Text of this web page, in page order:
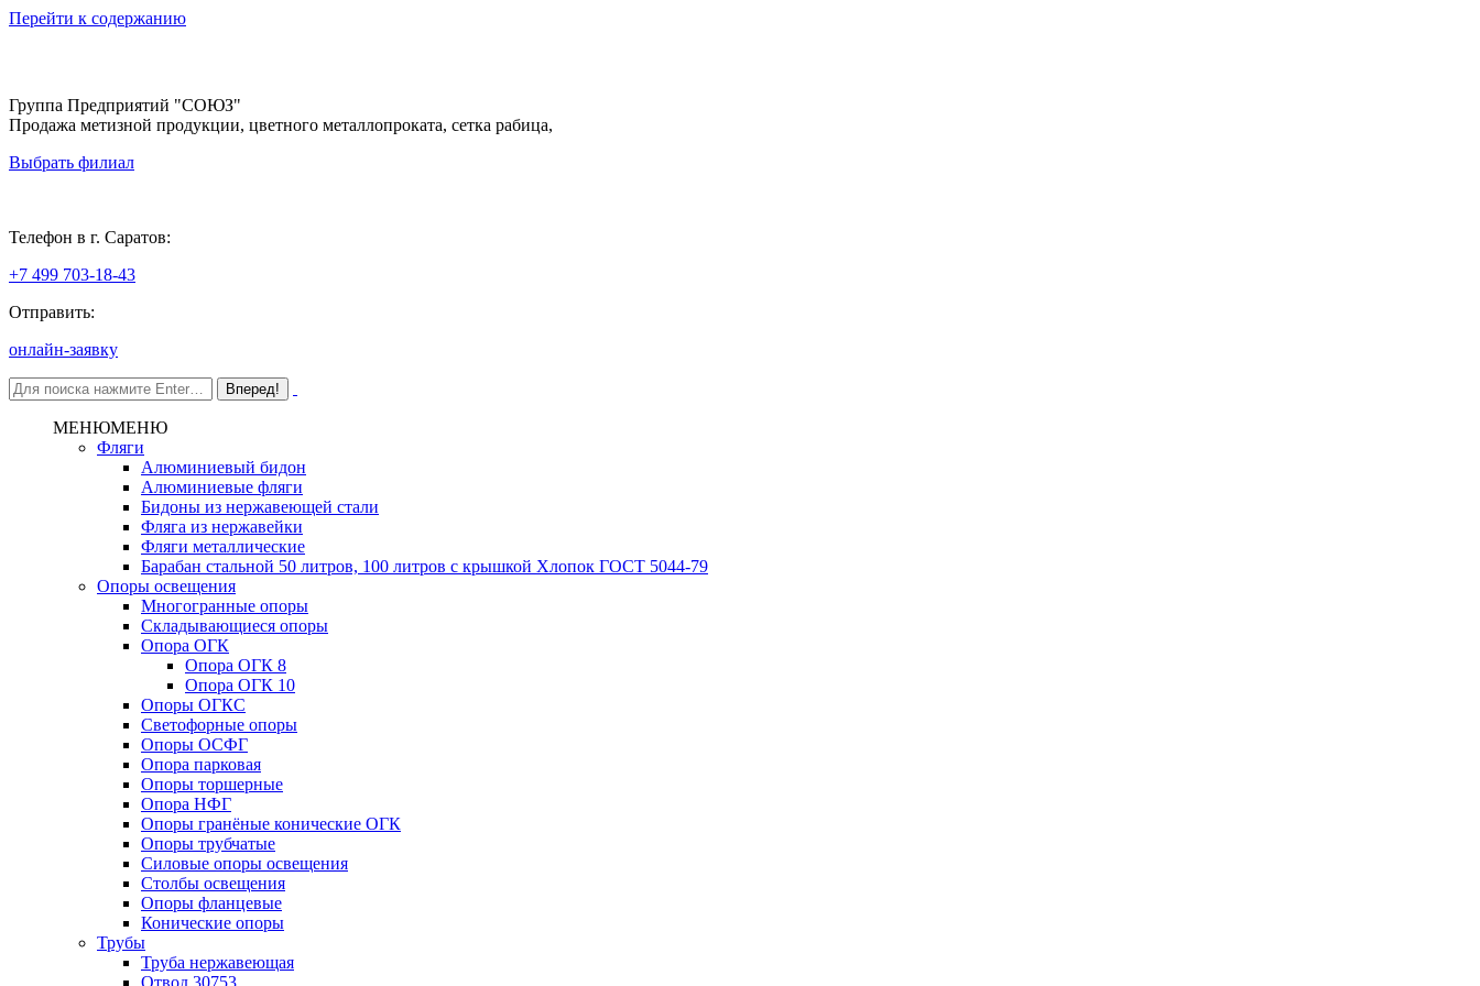
Перейти к содержанию
Группа Предприятий "СОЮЗ"
Продажа метизной продукции, цветного металлопроката, сетка рабица,
Выбрать филиал
Телефон в г. Саратов:
+7 499 703-18-43
Отправить:
онлайн-заявку
МЕНЮМЕНЮ
Фляги
Алюминиевый бидон
Алюминиевые фляги
Бидоны из нержавеющей стали
Фляга из нержавейки
Фляги металлические
Барабан стальной 50 литров, 100 литров с крышкой Хлопок ГОСТ 5044-79
Опоры освещения
Многогранные опоры
Складывающиеся опоры
Опора ОГК
Опора ОГК 8
Опора ОГК 10
Опоры ОГКС
Светофорные опоры
Опоры ОСФГ
Опора парковая
Опоры торшерные
Опора НФГ
Опоры гранёные конические ОГК
Опоры трубчатые
Силовые опоры освещения
Столбы освещения
Опоры фланцевые
Конические опоры
Трубы
Труба нержавеющая
Отвод 30753